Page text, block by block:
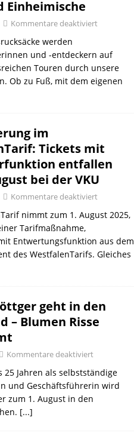
Einheimische
Kommentare deaktiviert
werden
und -entdeckern auf
Touren durch unsere
Ob zu Fuß, mit dem eigenen
im
Tickets mit
entfallen
bei der VKU
Kommentare deaktiviert
nimmt zum 1. August 2025,
Tarifmaßnahme,
Entwertungsfunktion aus dem
des WestfalenTarifs. Gleiches
geht in den
– Blumen Risse
Kommentare deaktiviert
25 Jahren als selbstständige
und Geschäftsführerin wird
zum 1. August in den
[...]